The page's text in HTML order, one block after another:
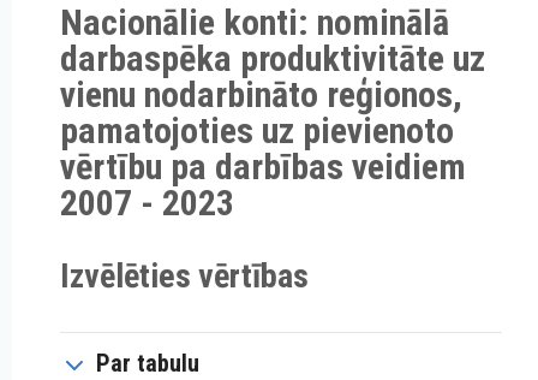
Nacionālie konti: nominālā
darbaspēka produktivitāte uz
vienu nodarbināto reģionos,
pamatojoties uz pievienoto
vērtību pa darbības veidiem
2007 - 2023
Izvēlēties vērtības
Par tabulu